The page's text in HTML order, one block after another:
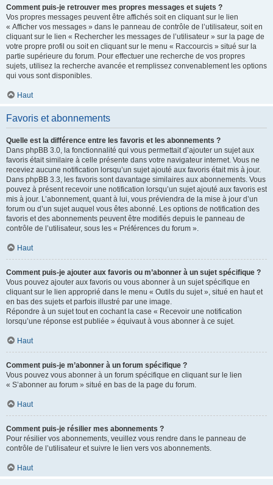
Comment puis-je retrouver mes propres messages et sujets ?
Vos propres messages peuvent être affichés soit en cliquant sur le lien
« Afficher vos messages » dans le panneau de contrôle de l’utilisateur, soit en
cliquant sur le lien « Rechercher les messages de l’utilisateur » sur la page de
votre propre profil ou soit en cliquant sur le menu « Raccourcis » situé sur la
partie supérieure du forum. Pour effectuer une recherche de vos propres
sujets, utilisez la recherche avancée et remplissez convenablement les options
qui vous sont disponibles.
Haut
Favoris et abonnements
Quelle est la différence entre les favoris et les abonnements ?
Dans phpBB 3.0, la fonctionnalité qui vous permettait d’ajouter un sujet aux
favoris était similaire à celle présente dans votre navigateur internet. Vous ne
receviez aucune notification lorsqu’un sujet ajouté aux favoris était mis à jour.
Dans phpBB 3.3, les favoris sont davantage similaires aux abonnements. Vous
pouvez à présent recevoir une notification lorsqu’un sujet ajouté aux favoris est
mis à jour. L’abonnement, quant à lui, vous préviendra de la mise à jour d’un
forum ou d’un sujet auquel vous êtes abonné. Les options de notification des
favoris et des abonnements peuvent être modifiés depuis le panneau de
contrôle de l’utilisateur, sous les « Préférences du forum ».
Haut
Comment puis-je ajouter aux favoris ou m’abonner à un sujet spécifique ?
Vous pouvez ajouter aux favoris ou vous abonner à un sujet spécifique en
cliquant sur le lien approprié dans le menu « Outils du sujet », situé en haut et
en bas des sujets et parfois illustré par une image.
Répondre à un sujet tout en cochant la case « Recevoir une notification
lorsqu’une réponse est publiée » équivaut à vous abonner à ce sujet.
Haut
Comment puis-je m’abonner à un forum spécifique ?
Vous pouvez vous abonner à un forum spécifique en cliquant sur le lien
« S’abonner au forum » situé en bas de la page du forum.
Haut
Comment puis-je résilier mes abonnements ?
Pour résilier vos abonnements, veuillez vous rendre dans le panneau de
contrôle de l’utilisateur et suivre le lien vers vos abonnements.
Haut